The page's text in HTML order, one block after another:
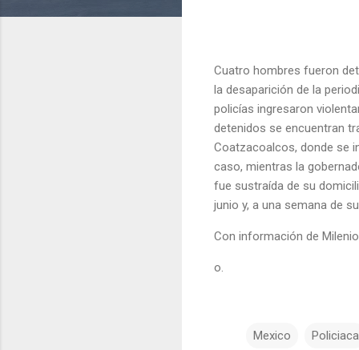
Cuatro hombres fueron
la desaparición de la
policías ingresaron
detenidos se encuentran
Coatzacoalcos, donde se
caso, mientras la
fue sustraída de su
junio y, a una semana de
Con información de Milenio.
o.
Mexico Policiaca